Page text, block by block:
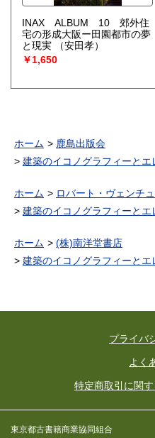
INAX ALBUM 10 郊外住
宅の形成大阪ー田園都市の夢
と現実
（安田孝）
￥1,650
ホーム
鹿島出版会
建築のイコノグラフィーとエ
ホーム
ロバート・ヴェンチ
建築のイコノグラフィーとエ
ホーム
(株)南洋堂書店
建築のイコノグラフィーとエ
プライバ
よく
特定商取引に関
東京都古書籍商業協同組合